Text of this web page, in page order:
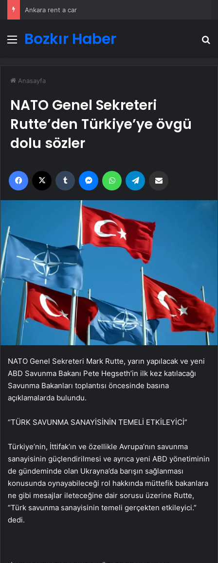
Ankara rent a car
Menü
Bozkır Haber
Anasayfa
NATO Genel Sekreteri
Rutte’den Türkiye’ye övgü
dolu sözler
Facebook Tumblr MessengerWhatsApp
NATO Genel Sekreteri Mark Rutte, yarın yapılacak ve yeni
ABD Savunma Bakanı Pete Hegseth’in ilk kez katılacağı
Savunma Bakanları toplantısı öncesinde basına
açıklamalarda bulundu.
“TÜRK SAVUNMA SANAYİSİNİN TEMELİ ETKİLEYİCİ”
Türkiye’nin, İttifak’ın ve özellikle Avrupa’nın savunma
sanayisinin güçlendirilmesi ve ayrıca yeni ABD yönetiminin
de gündeminde olan Ukrayna’da barışın sağlanması
konusunda oynayabileceği rol hakkında müttefik bakanlara
ne gibi mesajlar ileteceğine dair sorusu üzerine Rutte,
“Türk savunma sanayisinin temeli gerçekten etkileyici.”
dedi.